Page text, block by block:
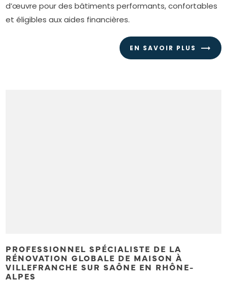
d’œuvre pour des bâtiments performants, confortables
et éligibles aux aides financières.
EN SAVOIR PLUS
PROFESSIONNEL SPÉCIALISTE DE LA
RÉNOVATION GLOBALE DE MAISON À
VILLEFRANCHE SUR SAÔNE EN RHÔNE-
ALPES